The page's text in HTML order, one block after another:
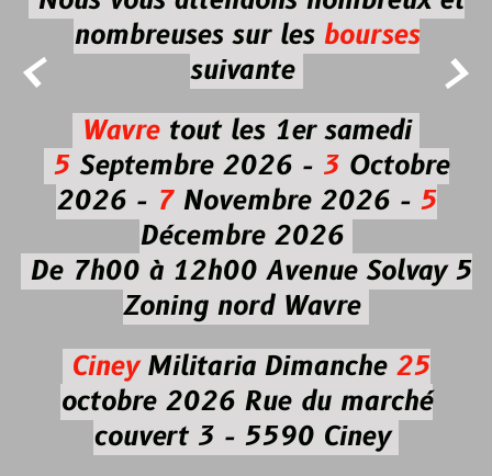
 
nombreuses sur les bourses
suivante
Wavretout les 1er samedi
5Septembre 2026 - 3Octobre
2026 -7Novembre 2026 - 5
Décembre 2026
De 7h00 à 12h00 Avenue Solvay 5
Zoning nord Wavre
CineyMilitaria Dimanche 25
octobre 2026Rue du marché
couvert 3 - 5590 Ciney